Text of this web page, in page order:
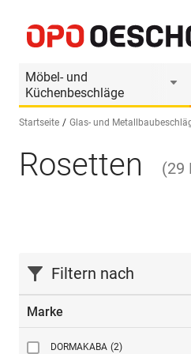
Möbel- und
Küchenbeschläge
Sprache wählen (DE)
Startseite Glas- und
Rosetten (29
Filtern nach
Marke
DORMAKABA (2)